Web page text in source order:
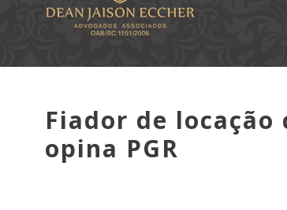
Fiador de
opina PGR